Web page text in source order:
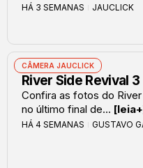
HÁ 3 SEMANAS JAUCLICK
CÂMERA JAUCLICK
River Side Revival
Confira as fotos do
no último final de...
HÁ 4 SEMANAS GUSTAVO